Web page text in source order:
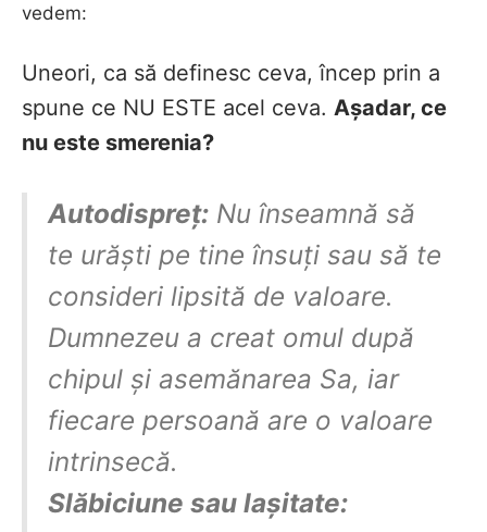
vedem:
Uneori, ca să definesc ceva, încep prin a
spune ce NU ESTE acel ceva. Așadar, ce
nu este smerenia?
Autodispreț:Nu înseamnă să
te urăști pe tine însuți sau să te
consideri lipsită de valoare.
Dumnezeu a creat omul după
chipul și asemănarea Sa, iar
fiecare persoană are o valoare
intrinsecă.
Slăbiciune sau lașitate: